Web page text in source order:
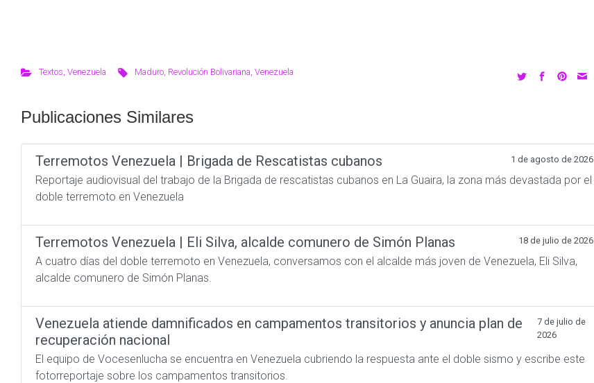
Textos, Venezuela Maduro, Revolución Bolivariana,Venezuela
Publicaciones Similares
Terremotos Venezuela | Brigada de Rescatistas cubanos 1 de agosto de 2026
Reportaje audiovisual del trabajo de la Brigada de rescatistas cubanos en La Guaira, la zona más devastada por el
doble terremoto en Venezuela
Terremotos Venezuela | Eli Silva, alcalde comunero de Simón Planas 18 de julio de 2026
A cuatro días del doble terremoto en Venezuela, conversamos con el alcalde más joven de Venezuela, Eli Silva,
alcalde comunero de Simón Planas.
​Venezuela atiende damnificados en campamentos transitorios y anuncia plan de
recuperación nacional
7 de julio de
2026
El equipo de Vocesenlucha se encuentra en Venezuela cubriendo la respuesta ante el doble sismo y escribe este
fotorreportaje sobre los campamentos transitorios.